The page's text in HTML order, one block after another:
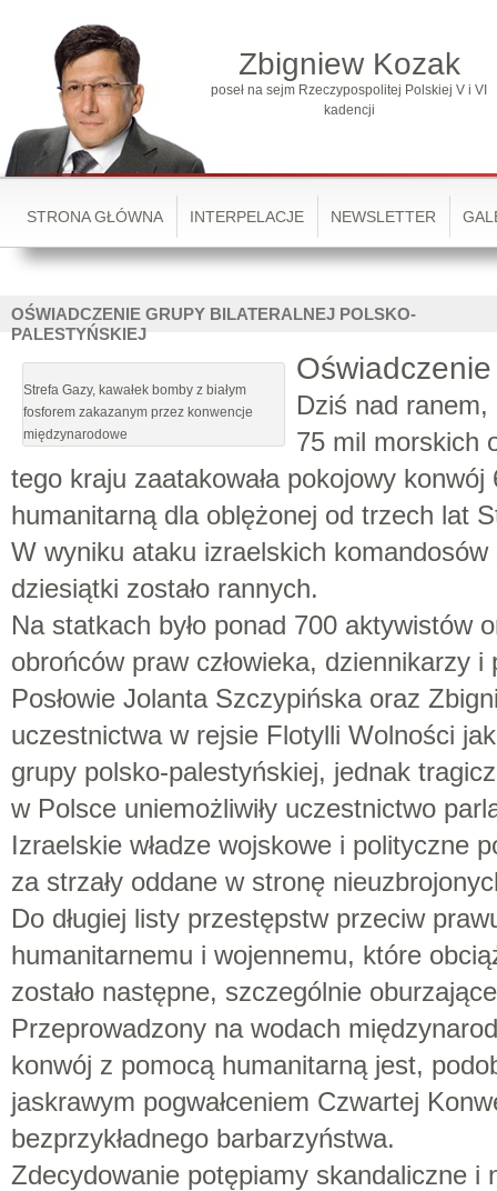
Zbigniew Kozak
poseł na sejm Rzeczypospolitej Polskiej V i VI
kadencji
STRONA GŁÓWNA INTERPELACJE NEWSLETTER
OŚWIADCZENIE GRUPY BILATERALNEJ POLSKO-
PALESTYŃSKIEJ
Strefa Gazy, kawałek bomby z białym
fosforem zakazanym przez konwencje
międzynarodowe
Oświadczenie
Dziś nad
75 mil morskich
tego kraju zaatakowała pokojowy
humanitarną dla oblężonej od trzech lat
W wyniku ataku izraelskich komandosów
dziesiątki zostało rannych.
Na statkach było ponad 700 aktywistów
obrońców praw człowieka, dziennikarzy
Posłowie Jolanta Szczypińska oraz
uczestnictwa w rejsie Flotylli Wolności
grupy polsko-palestyńskiej, jednak
w Polsce uniemożliwiły uczestnictwo
Izraelskie władze wojskowe i polityczne
za strzały oddane w stronę
Do długiej listy przestępstw przeciw
humanitarnemu i wojennemu, które
zostało następne, szczególnie
Przeprowadzony na wodach
konwój z pomocą humanitarną jest,
jaskrawym pogwałceniem Czwartej
bezprzykładnego barbarzyństwa.
Zdecydowanie potępiamy skandaliczne i